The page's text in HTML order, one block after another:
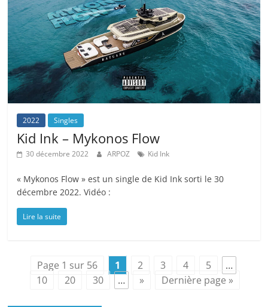
2022 Singles
Kid Ink – Mykonos Flow
30 décembre 2022 ARPOZ Kid Ink
« Mykonos Flow » est un single de Kid Ink sorti le 30
décembre 2022. Vidéo :
Lire la suite
Page 1 sur 56 1 2 3 4 5
…
10
20 30 … » Dernière page »